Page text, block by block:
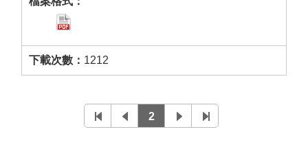
1212
2